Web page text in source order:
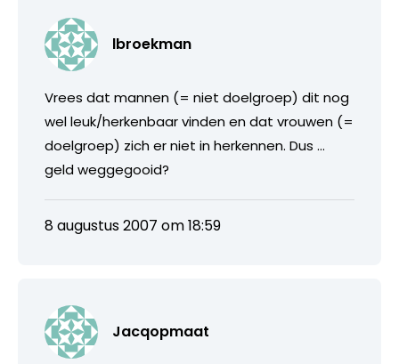
lbroekman
Vrees dat mannen (= niet doelgroep) dit nog
wel leuk/herkenbaar vinden en dat vrouwen (=
doelgroep) zich er niet in herkennen. Dus …
geld weggegooid?
8 augustus 2007 om 18:59
Jacqopmaat